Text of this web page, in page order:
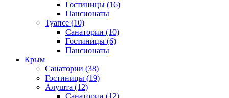
Гостиницы (16)
Пансионаты
Туапсе (10)
Санатории (10)
Гостиницы (6)
Пансионаты
Крым
Санатории (38)
Гостиницы (19)
Алушта (12)
Санатории (12)